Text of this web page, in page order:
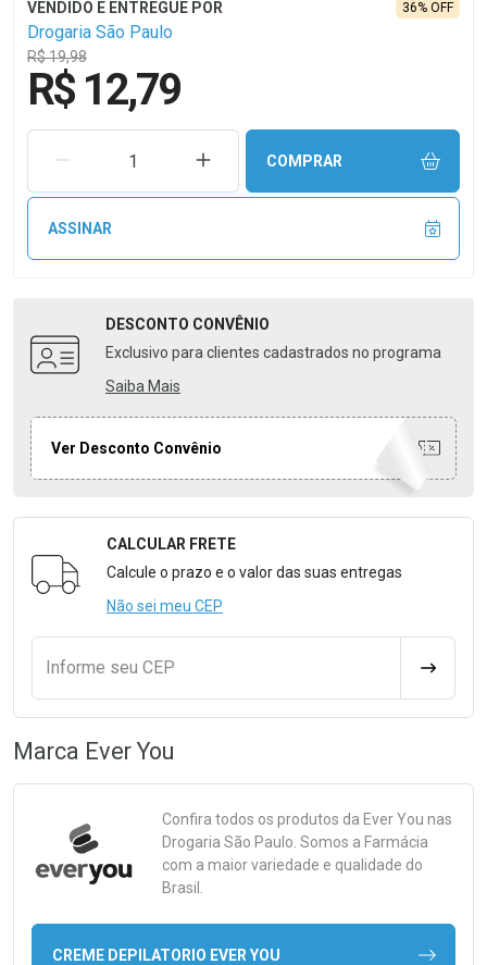
Drogaria São Paulo
R$ 19,98
36% OFF
R$ 12,79
REMOVER UMA UNIDADEAUMENTAR UMA UNIDADE
COMPRAR
ASSINAR
DESCONTO CONVÊNIO
Exclusivo para clientes cadastrados no programa
Saiba Mais
Ver Desconto Convênio
Formulário para Calcular o Frete
CALCULAR FRETE
Calcule o prazo e o valor das suas entregas
Não sei meu CEP
Informe seu CEP
Marca Ever You
Confira todos os produtos da Ever You nas
Drogaria São Paulo. Somos a Farmácia
com a maior variedade e qualidade do
Brasil.
CREME DEPILATORIO EVER YOU